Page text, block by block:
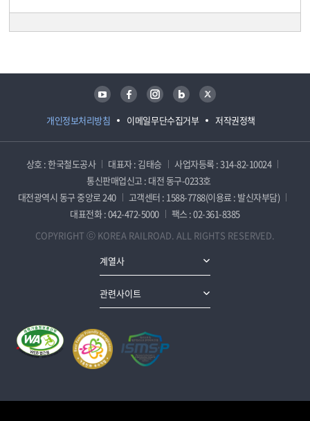
개인정보처리방침 이메일무단수집거부 저작권정책
유튜브 페이스북 인스타그램 블로그 트위터
상호 : 한국철도공사 대표자 : 김태승
사업자등록 : 314-82-10024
통신판매업신고 : 대전 동구-0233호
대전광역시 동구 중앙로 240
고객센터 : 1588-7788(이용료 : 발신자부담)
대표전화 : 042-472-5000
팩스 : 02-361-8385
COPYRIGHT ⓒ KOREA RAILROAD. ALL RIGHTS RESERVED.
계열사
관련사이트